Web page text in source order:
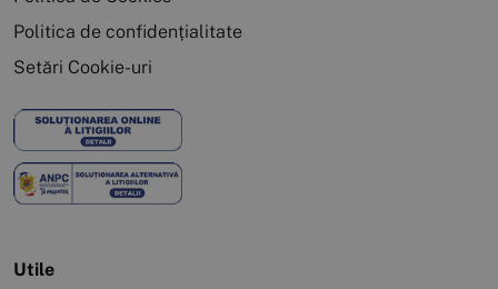
Politica de confidențialitate
Setări Cookie-uri
Utile